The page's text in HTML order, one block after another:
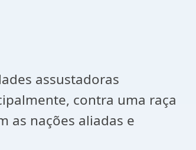
assustadoras
contra uma raça
as nações aliadas e